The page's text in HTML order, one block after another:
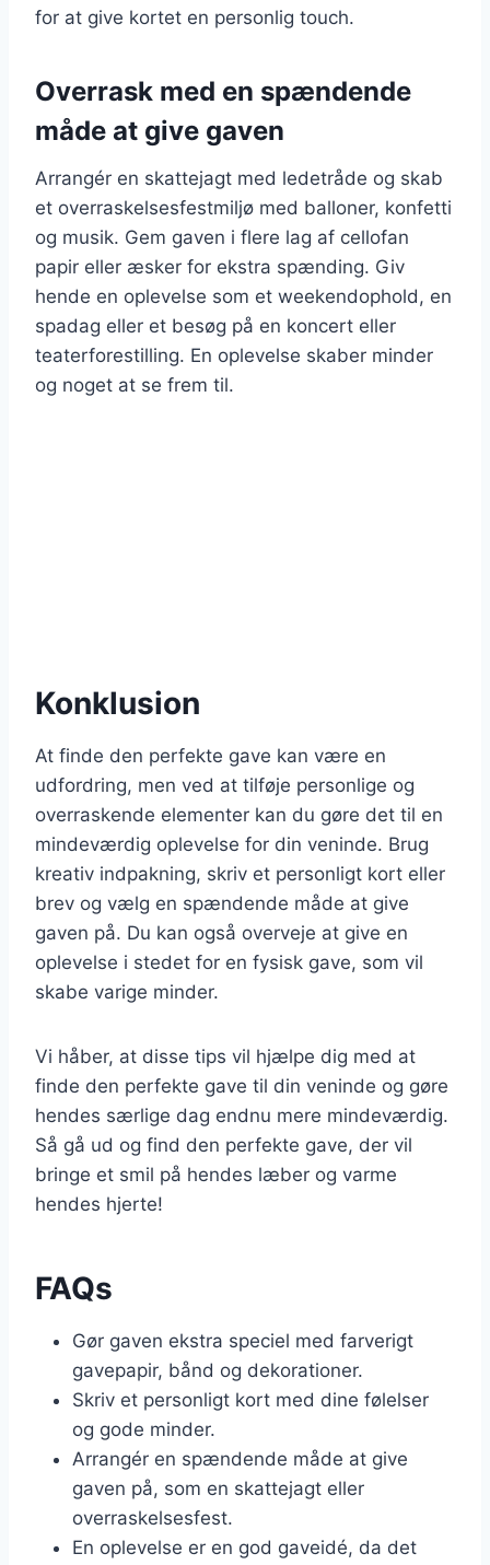
for at give kortet en personlig touch.
Overrask med en spændende
måde at give gaven
Arrangér en skattejagt med ledetråde og skab
et overraskelsesfestmiljø med balloner, konfetti
og musik. Gem gaven i flere lag af cellofan
papir eller æsker for ekstra spænding. Giv
hende en oplevelse som et weekendophold, en
spadag eller et besøg på en koncert eller
teaterforestilling. En oplevelse skaber minder
og noget at se frem til.
Konklusion
At finde den perfekte gave kan være en
udfordring, men ved at tilføje personlige og
overraskende elementer kan du gøre det til en
mindeværdig oplevelse for din veninde. Brug
kreativ indpakning, skriv et personligt kort eller
brev og vælg en spændende måde at give
gaven på. Du kan også overveje at give en
oplevelse i stedet for en fysisk gave, som vil
skabe varige minder.
Vi håber, at disse tips vil hjælpe dig med at
finde den perfekte gave til din veninde og gøre
hendes særlige dag endnu mere mindeværdig.
Så gå ud og find den perfekte gave, der vil
bringe et smil på hendes læber og varme
hendes hjerte!
FAQs
Gør gaven ekstra speciel med farverigt
gavepapir, bånd og dekorationer.
Skriv et personligt kort med dine følelser
og gode minder.
Arrangér en spændende måde at give
gaven på, som en skattejagt eller
overraskelsesfest.
En oplevelse er en god gaveidé, da det